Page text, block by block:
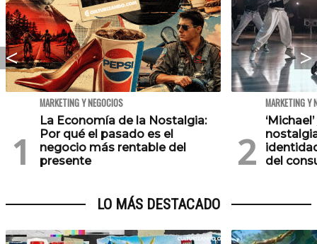
MARKETING Y NEGOCIOS
La Economía de la Nostalgia:
Por qué el pasado es el
negocio más rentable del
presente
MARKETING Y
del
LO MÁS DESTACADO